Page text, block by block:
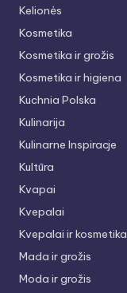
Kelionės
Kosmetika
Kosmetika ir grožis
Kosmetika ir higiena
Kuchnia Polska
Kulinarija
Kulinarne Inspiracje
Kultūra
Kvapai
Kvepalai
Kvepalai ir kosmetika
Mada ir grožis
Moda ir grožis